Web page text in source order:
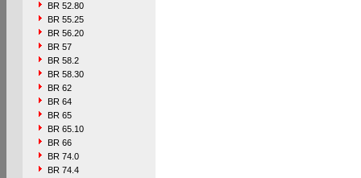
BR 52.80
BR 55.25
BR 56.20
BR 57
BR 58.2
BR 58.30
BR 62
BR 64
BR 65
BR 65.10
BR 66
BR 74.0
BR 74.4